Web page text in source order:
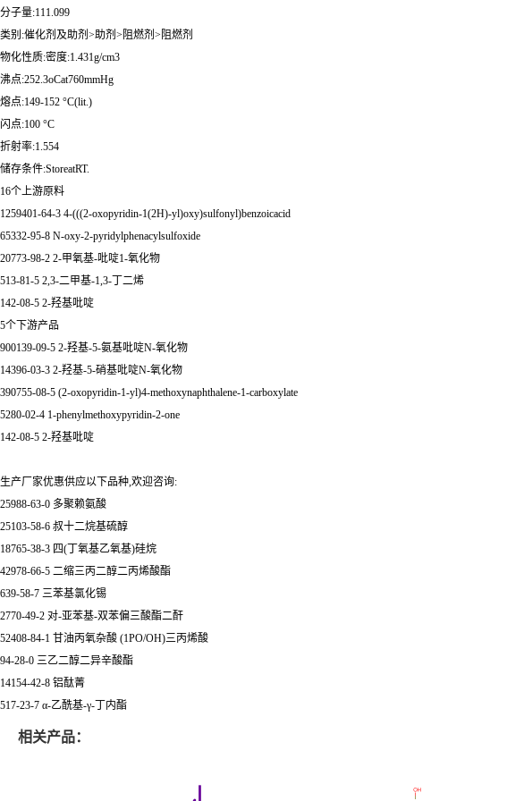
分子量:111.099
类别:催化剂及助剂>助剂>阻燃剂>阻燃剂
物化性质:密度:1.431g/cm3
沸点:252.3oCat760mmHg
熔点:149-152 °C(lit.)
闪点:100 °C
折射率:1.554
储存条件:StoreatRT.
16个上游原料
1259401-64-3 4-(((2-oxopyridin-1(2H)-yl)oxy)sulfonyl)benzoicacid
65332-95-8 N-oxy-2-pyridylphenacylsulfoxide
20773-98-2 2-甲氧基-吡啶1-氧化物
513-81-5 2,3-二甲基-1,3-丁二烯
142-08-5 2-羟基吡啶
5个下游产品
900139-09-5 2-羟基-5-氨基吡啶N-氧化物
14396-03-3 2-羟基-5-硝基吡啶N-氧化物
390755-08-5 (2-oxopyridin-1-yl)4-methoxynaphthalene-1-carboxylate
5280-02-4 1-phenylmethoxypyridin-2-one
142-08-5 2-羟基吡啶
生产厂家优惠供应以下品种,欢迎咨询:
25988-63-0 多聚赖氨酸
25103-58-6 叔十二烷基硫醇
18765-38-3 四(丁氧基乙氧基)硅烷
42978-66-5 二缩三丙二醇二丙烯酸酯
639-58-7 三苯基氯化锡
2770-49-2 对-亚苯基-双苯偏三酸酯二酐
52408-84-1 甘油丙氧杂酸 (1PO/OH)三丙烯酸
94-28-0 三乙二醇二异辛酸酯
14154-42-8 铝酞菁
517-23-7 α-乙酰基-γ-丁内酯
相关产品：